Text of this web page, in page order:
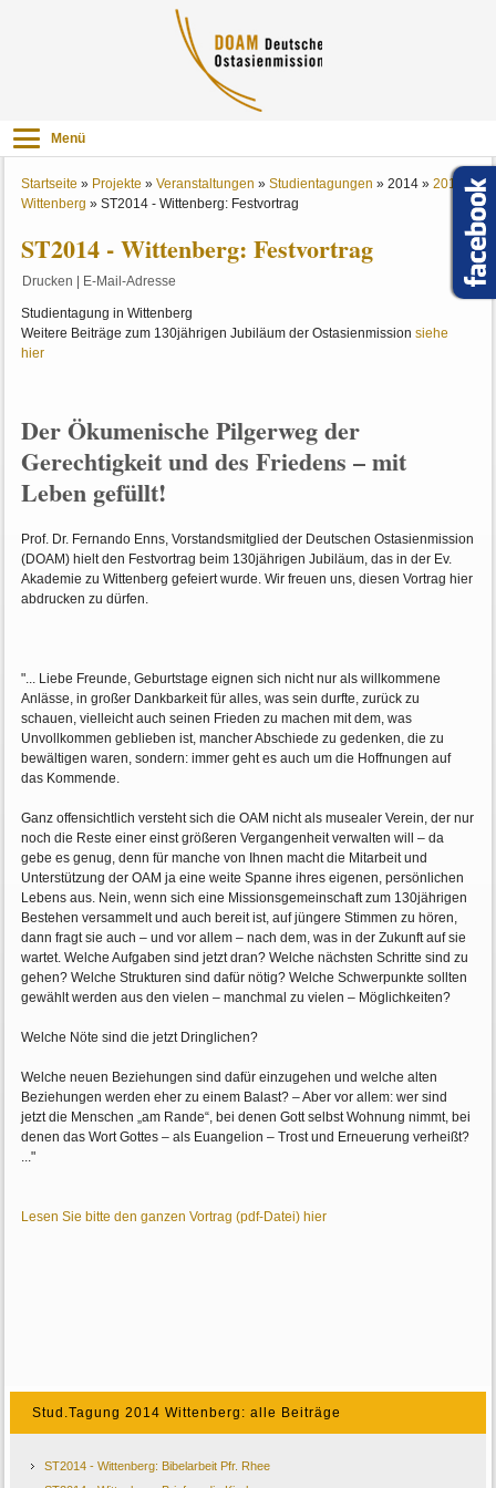
Menü
Startseite » Projekte »Veranstaltungen »Studientagungen »2014 »2014
Wittenberg »ST2014 - Wittenberg: Festvortrag
ST2014 - Wittenberg: Festvortrag
Drucken E-Mail-Adresse
Studientagung in Wittenberg
Weitere Beiträge zum 130jährigen Jubiläum der Ostasienmissionsiehe
hier
Der Ökumenische Pilgerweg der
Gerechtigkeit und des Friedens – mit
Leben gefüllt!
Prof. Dr. Fernando Enns, Vorstandsmitglied der Deutschen Ostasienmission
(DOAM) hielt den Festvortrag beim 130jährigen Jubiläum, das in der Ev.
Akademie zu Wittenberg gefeiert wurde. Wir freuen uns, diesen Vortrag hier
abdrucken zu dürfen.
"... Liebe Freunde, Geburtstage eignen sich nicht nur als willkommene
Anlässe, in großer Dankbarkeit für alles, was sein durfte, zurück zu
schauen, vielleicht auch seinen Frieden zu machen mit dem, was
Unvollkommen geblieben ist, mancher Abschiede zu gedenken, die zu
bewältigen waren, sondern: immer geht es auch um die Hoffnungen auf
das Kommende.
Ganz offensichtlich versteht sich die OAM nicht als musealer Verein, der nur
noch die Reste einer einst größeren Vergangenheit verwalten will – da
gebe es genug, denn für manche von Ihnen macht die Mitarbeit und
Unterstützung der OAM ja eine weite Spanne ihres eigenen, persönlichen
Lebens aus. Nein, wenn sich eine Missionsgemeinschaft zum 130jährigen
Bestehen versammelt und auch bereit ist, auf jüngere Stimmen zu hören,
dann fragt sie auch – und vor allem – nach dem, was in der Zukunft auf sie
wartet. Welche Aufgaben sind jetzt dran? Welche nächsten Schritte sind zu
gehen? Welche Strukturen sind dafür nötig? Welche Schwerpunkte sollten
gewählt werden aus den vielen – manchmal zu vielen – Möglichkeiten?
Welche Nöte sind die jetzt Dringlichen?
Welche neuen Beziehungen sind dafür einzugehen und welche alten
Beziehungen werden eher zu einem Balast? – Aber vor allem: wer sind
jetzt die Menschen „am Rande“, bei denen Gott selbst Wohnung nimmt, bei
denen das Wort Gottes – als Euangelion – Trost und Erneuerung verheißt?
..."
Lesen Sie bitte den ganzen Vortrag (pdf-Datei) hier
Stud.Tagung 2014 Wittenberg: alle Beiträge
ST2014 - Wittenberg: Bibelarbeit Pfr. Rhee